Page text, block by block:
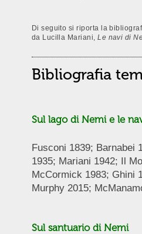
Di seguito si riporta la
da Lucilla Mariani,Le navi di
Bibliografia
Sul lago di Nemi e le
Fusconi 1839; Barnabei
1935; Mariani 1942; Il
McCormick 1983; Ghini
Murphy 2015;
Sul santuario di Nemi